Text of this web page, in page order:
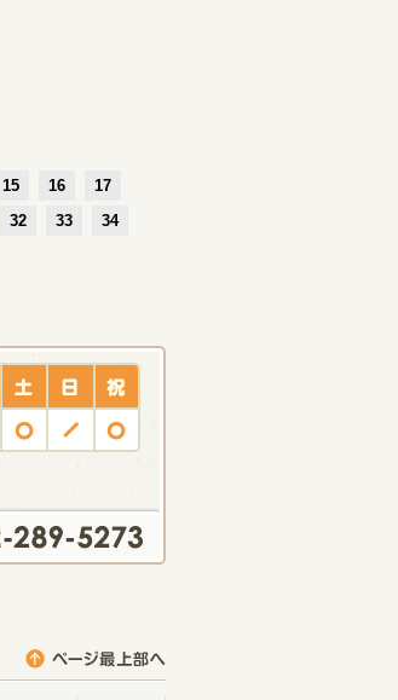
15 16
17
32 33
34